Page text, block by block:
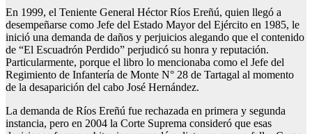
En 1999, el Teniente General Héctor Ríos Ereñú, quien llegó a
desempeñarse como Jefe del Estado Mayor del Ejército en 1985, le
inició una demanda de daños y perjuicios alegando que el contenido
de “El Escuadrón Perdido” perjudicó su honra y reputación.
Particularmente, porque el libro lo mencionaba como el Jefe del
Regimiento de Infantería de Monte N° 28 de Tartagal al momento
de la desaparición del cabo José Hernández.
La demanda de Ríos Ereñú fue rechazada en primera y segunda
instancia, pero en 2004 la Corte Suprema consideró que esas